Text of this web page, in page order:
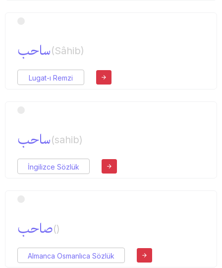
ساحب(Sâhib)
Lugat-ı Remzi
ساحب(sahib)
İngilizce Sözlük
صاحب()
Almanca Osmanlıca Sözlük